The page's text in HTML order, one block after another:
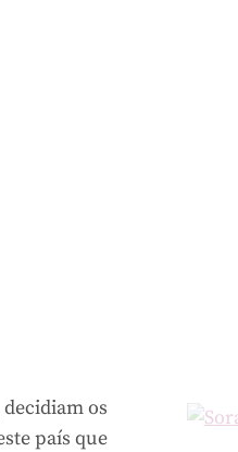
decidiam os
país que